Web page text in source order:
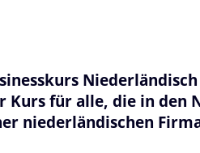
Kurs für alle, die in den
niederländischen